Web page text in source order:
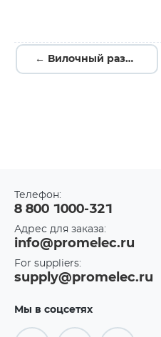
← Вилочный разъем на кабель, M12, PB-M12A-03P-MM-SL7001-00Z(H)
Телефон:
8 800 1000-321
Адрес для заказа:
info@promelec.ru
For suppliers:
supply@promelec.ru
Мы в соцсетях